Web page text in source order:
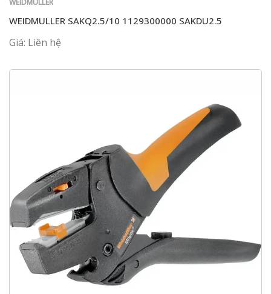
WEIDMÜLLER
WEIDMULLER SAKQ2.5/10 1129300000 SAKDU2.5
Giá: Liên hệ